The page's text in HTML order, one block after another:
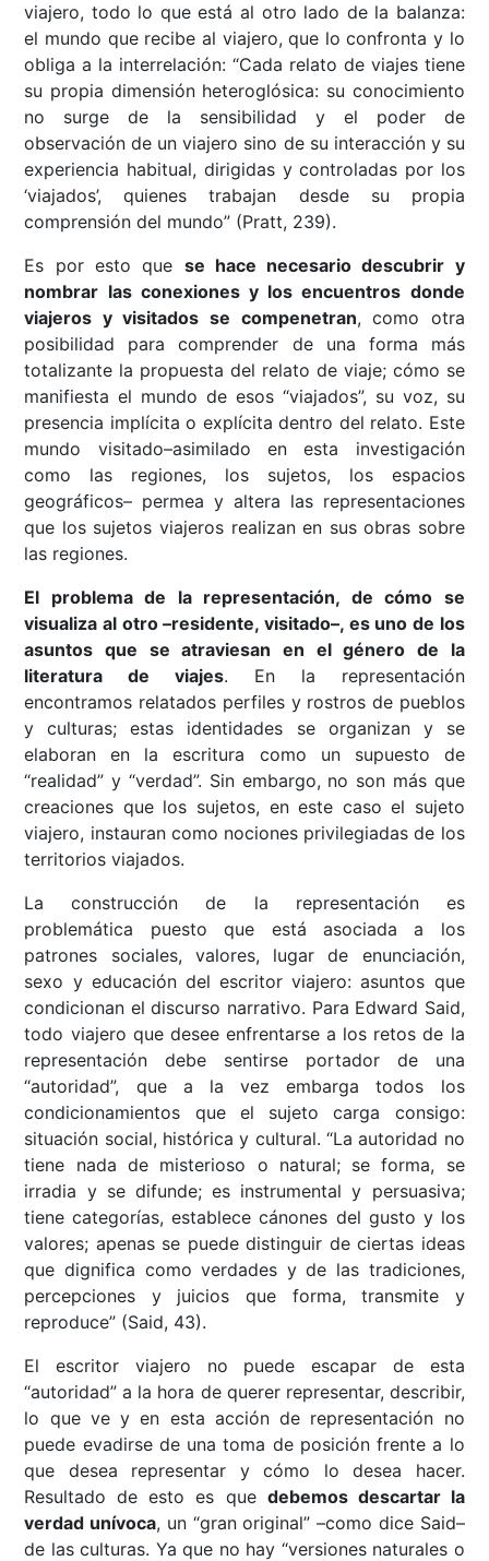
viajero, todo lo que está al otro lado de la balanza:
el mundo que recibe al viajero, que lo confronta y lo
obliga a la interrelación: “Cada relato de viajes tiene
su propia dimensión heteroglósica: su conocimiento
no surge de la sensibilidad y el poder de
observación de un viajero sino de su interacción y su
experiencia habitual, dirigidas y controladas por los
‘viajados’, quienes trabajan desde su propia
comprensión del mundo” (Pratt, 239).
Es por esto que se hace necesario descubrir y
nombrar las conexiones y los encuentros donde
viajeros y visitados se compenetran, como otra
posibilidad para comprender de una forma más
totalizante la propuesta del relato de viaje; cómo se
manifiesta el mundo de esos “viajados”, su voz, su
presencia implícita o explícita dentro del relato. Este
mundo visitado–asimilado en esta investigación
como las regiones, los sujetos, los espacios
geográficos– permea y altera las representaciones
que los sujetos viajeros realizan en sus obras sobre
las regiones.
El problema de la representación, de cómo se
visualiza al otro –residente, visitado–, es uno de los
asuntos que se atraviesan en el género de la
literatura de viajes. En la representación
encontramos relatados perfiles y rostros de pueblos
y culturas; estas identidades se organizan y se
elaboran en la escritura como un supuesto de
“realidad” y “verdad”. Sin embargo, no son más que
creaciones que los sujetos, en este caso el sujeto
viajero, instauran como nociones privilegiadas de los
territorios viajados.
La construcción de la representación es
problemática puesto que está asociada a los
patrones sociales, valores, lugar de enunciación,
sexo y educación del escritor viajero: asuntos que
condicionan el discurso narrativo. Para Edward Said,
todo viajero que desee enfrentarse a los retos de la
representación debe sentirse portador de una
“autoridad”, que a la vez embarga todos los
condicionamientos que el sujeto carga consigo:
situación social, histórica y cultural. “La autoridad no
tiene nada de misterioso o natural; se forma, se
irradia y se difunde; es instrumental y persuasiva;
tiene categorías, establece cánones del gusto y los
valores; apenas se puede distinguir de ciertas ideas
que dignifica como verdades y de las tradiciones,
percepciones y juicios que forma, transmite y
reproduce” (Said, 43).
El escritor viajero no puede escapar de esta
“autoridad” a la hora de querer representar, describir,
lo que ve y en esta acción de representación no
puede evadirse de una toma de posición frente a lo
que desea representar y cómo lo desea hacer.
Resultado de esto es que debemos descartar la
verdad unívoca, un “gran original” –como dice Said–
de las culturas. Ya que no hay “versiones naturales o